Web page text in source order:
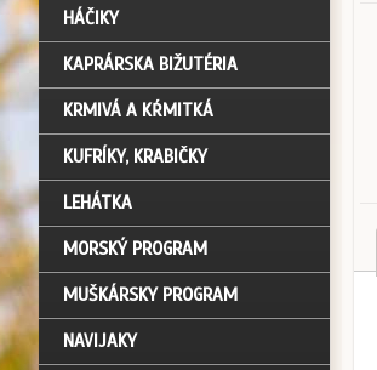
HÁČIKY
KAPRÁRSKA BIŽUTÉRIA
KRMIVÁ A KŔMITKÁ
KUFRÍKY, KRABIČKY
LEHÁTKA
MORSKÝ PROGRAM
MUŠKÁRSKY PROGRAM
NAVIJAKY